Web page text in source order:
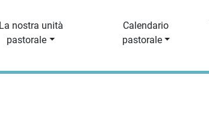
La nostra unità
pastorale
Calendario
pastorale